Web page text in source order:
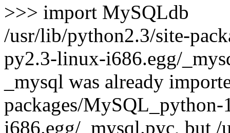
>>> import MySQLdb
/usr/lib/python2.3/site-
py2.3-linux-i686.egg/
_mysql was already
packages/
i686.egg/_mysql.pyc, but